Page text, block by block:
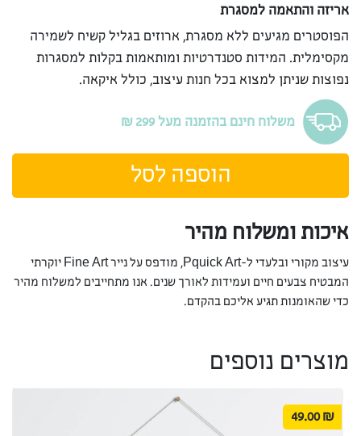
אריזה והתאמה למסגרת
הפוסטרים מגיעים ללא מסגרת, ארוזים בגליל קשיח לשמירה
מקסימלית. המידות סטנדרטיות ומותאמות בקלות למסגרות
נפוצות שניתן למצוא בכל חנות עיצוב, כולל איקאה.
משלוח חינם בהזמנה מעל 299 ₪
הוספה לסל
איכות ומשלוח מהיר
עיצוב מקורי ובלעדי ל-Pquick Art, מודפס על נייר Fine Art יוקרתי
המבטיח צבעים חיים ועמידות לאורך שנים. אנו מתחייבים למשלוח מהיר
כדי שהאומנות תגיע אליכם בהקדם.
מוצרים נוספים
₪
49.00